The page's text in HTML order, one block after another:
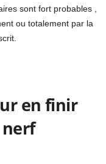
sont fort probables ,
ou totalement par la
en finir
nerf